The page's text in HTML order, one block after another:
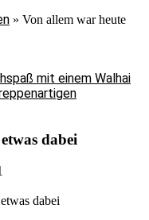
» Von allem war heute
mit einem Walhai
dabei